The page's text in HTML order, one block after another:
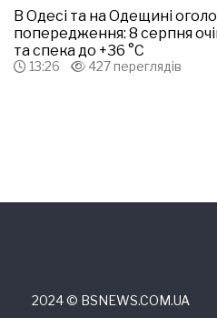
В Одесі та на Одещині
попередження: 8 серпня
та спека до +36 °С
13:26 427 переглядів
2024 © ВSNEWS.COM.UA